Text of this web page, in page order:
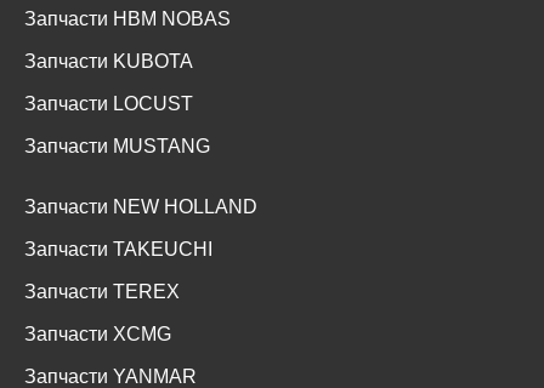
Запчасти HBM NOBAS
Запчасти KUBOTA
Запчасти LOCUST
Запчасти MUSTANG
Запчасти NEW HOLLAND
Запчасти TAKEUCHI
Запчасти TEREX
Запчасти XCMG
Запчасти YANMAR